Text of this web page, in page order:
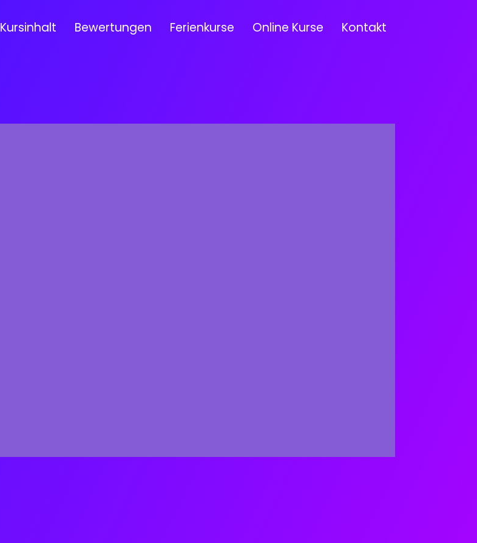
Kursinhalt Bewertungen Ferienkurse Online Kurse Kontakt